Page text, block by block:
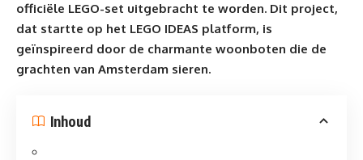
officiële LEGO-set uitgebracht te worden. Dit project,
dat startte op het LEGO IDEAS platform, is
geïnspireerd door de charmante woonboten die de
grachten van Amsterdam sieren.
Inhoud